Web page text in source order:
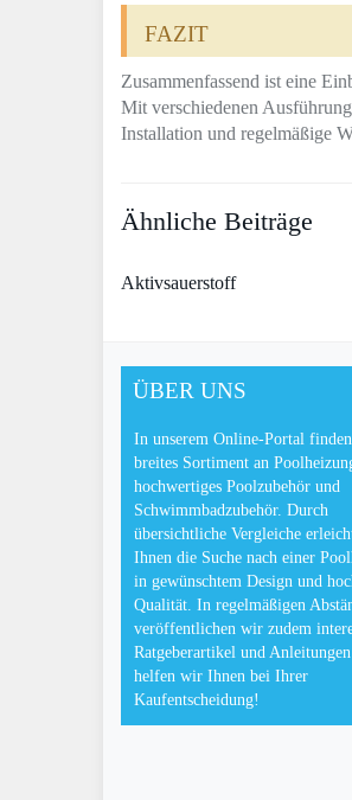
FAZIT
Zusammenfassend ist eine
Mit verschiedenen
Installation und regelmäßige
Ähnliche Beiträge
Aktivsauerstoff
ÜBER UNS
In unserem Online-Portal
breites Sortiment an
hochwertiges Poolzubehör und
Schwimmbadzubehör. Durch
übersichtliche Vergleiche
Ihnen die Suche nach einer
in gewünschtem Design und
Qualität. In regelmäßigen
veröffentlichen wir zudem
Ratgeberartikel und
helfen wir Ihnen bei Ihrer
Kaufentscheidung!